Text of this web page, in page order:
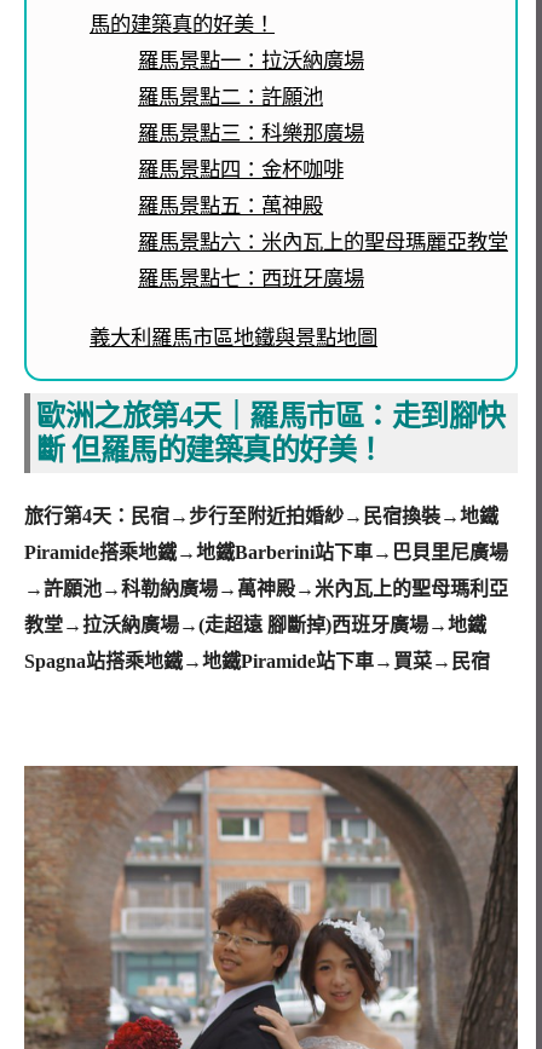
馬的建築真的好美！
羅馬景點一：拉沃納廣場
羅馬景點二：許願池
羅馬景點三：科樂那廣場
羅馬景點四：金杯咖啡
羅馬景點五：萬神殿
羅馬景點六：米內瓦上的聖母瑪麗亞教堂
羅馬景點七：西班牙廣場
義大利羅馬市區地鐵與景點地圖
歐洲之旅第4天｜羅馬市區：走到腳快
斷 但羅馬的建築真的好美！
旅行第4天：民宿→步行至附近拍婚紗→民宿換裝→地鐵
Piramide搭乘地鐵→地鐵Barberini站下車→巴貝里尼廣場
→許願池→科勒納廣場→萬神殿→米內瓦上的聖母瑪利亞
教堂→拉沃納廣場→(走超遠 腳斷掉)西班牙廣場→地鐵
Spagna站搭乘地鐵→地鐵Piramide站下車→買菜→民宿